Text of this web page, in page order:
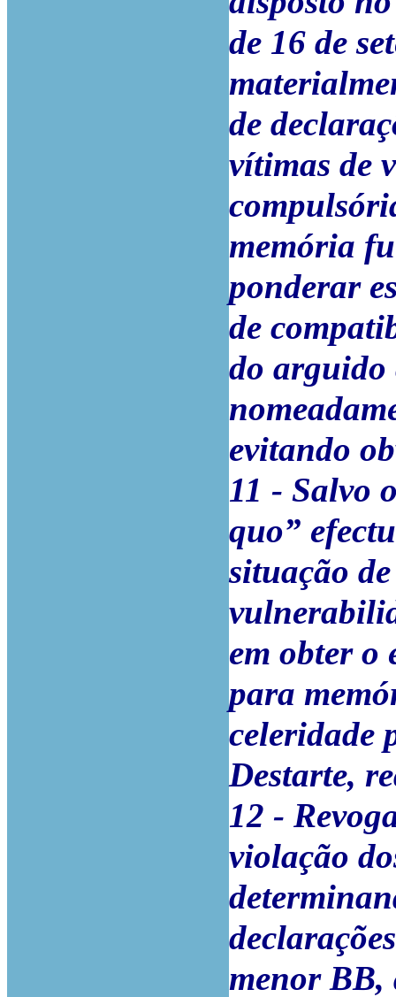
de 16 de
de
vítimas de
memória
ponderar
de
do arguido
evitando
11 - Salvo
quo”
situação
em obter o
para
celeridade
Destarte,
12 -
violação
menor BB,